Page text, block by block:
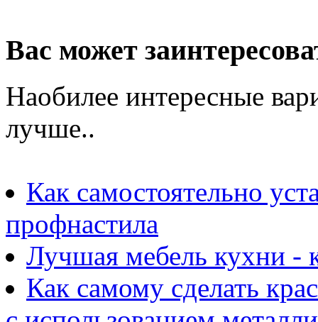
Вас может
Наобилее интересные
лучше..
Как самостоятельно
профнастила
Лучшая мебель кухни -
Как самому сделать